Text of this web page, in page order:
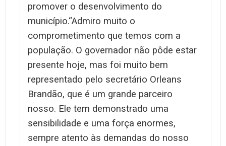
promover o desenvolvimento do
município.“Admiro muito o
comprometimento que temos com a
população. O governador não pôde estar
presente hoje, mas foi muito bem
representado pelo secretário Orleans
Brandão, que é um grande parceiro
nosso. Ele tem demonstrado uma
sensibilidade e uma força enormes,
sempre atento às demandas do nosso